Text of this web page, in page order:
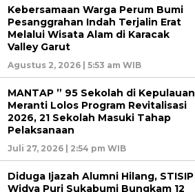
Kebersamaan Warga Perum Bumi
Pesanggrahan Indah Terjalin Erat
Melalui Wisata Alam di Karacak
Valley Garut
Agustus 2, 2026 | 5:53 am WIB
MANTAP ” 95 Sekolah di Kepulauan
Meranti Lolos Program Revitalisasi
2026, 21 Sekolah Masuki Tahap
Pelaksanaan
Juli 27, 2026 | 2:54 pm WIB
Diduga Ijazah Alumni Hilang, STISIP
Widya Puri Sukabumi Bungkam 12